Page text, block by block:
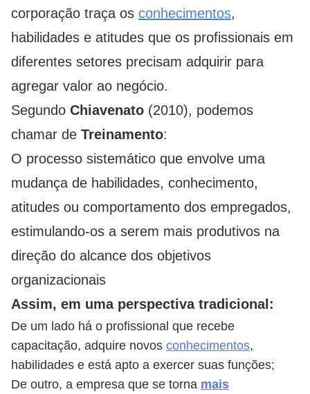
corporação traça os conhecimentos,
habilidades e atitudes que os profissionais em
diferentes setores precisam adquirir para
agregar valor ao negócio.
Segundo Chiavenato (2010), podemos
chamar de Treinamento:
O processo sistemático que envolve uma
mudança de habilidades, conhecimento,
atitudes ou comportamento dos empregados,
estimulando-os a serem mais produtivos na
direção do alcance dos objetivos
organizacionais
Assim, em uma perspectiva tradicional:
De um lado há o profissional que recebe
capacitação, adquire novos conhecimentos,
habilidades e está apto a exercer suas funções;
De outro, a empresa que se torna mais